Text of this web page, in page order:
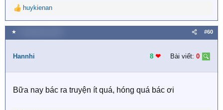
R
e
a
c
i
n
:
huykienan
★ #60
Hannhi 8 ❤︎ Bài viết: 0
Bữa nay bác ra truyện ít quá, hóng quá bác ơi